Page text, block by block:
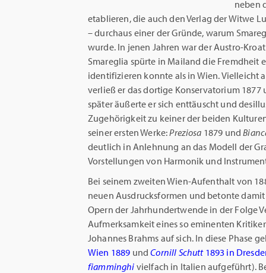
neben
etablieren, die auch den Verlag der Witwe
– durchaus einer der Gründe, warum
wurde. In jenen Jahren war der Austro-
Smareglia spürte in Mailand die Fremdheit
identifizieren konnte als in Wien. Vielleicht
verließ er das dortige Konservatorium
später äußerte er sich enttäuscht und
Zugehörigkeit zu keiner der beiden
seiner ersten Werke:Preziosa 1879 und
deutlich in Anlehnung an das Modell der
Vorstellungen von Harmonik und
Bei seinem zweiten Wien-Aufenthalt von
neuen Ausdrucksformen und betonte
Opern der Jahrhundertwende in der Folge
Aufmerksamkeit eines so eminenten
Johannes Brahms auf sich. In diese Phase
Wien 1889 undCornill Schutt1893 in
fiamminghi vielfach in Italien aufgeführt).